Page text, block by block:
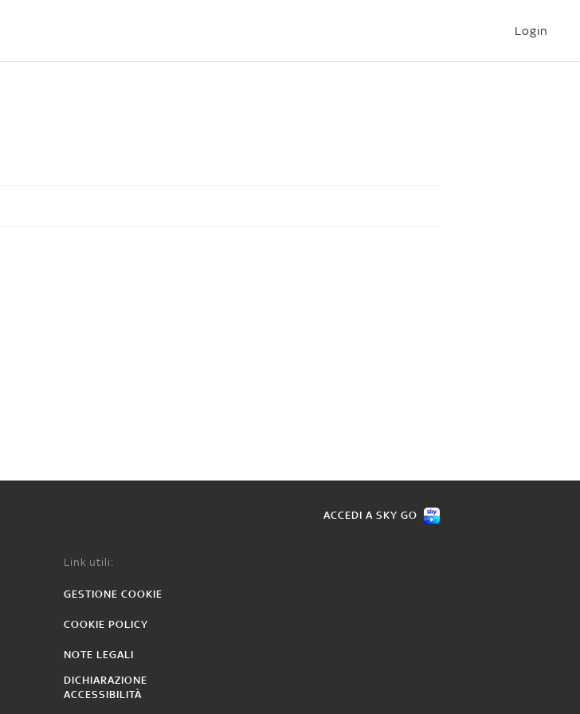
Login
ACCEDI A SKY GO
Link utili:
GESTIONE COOKIE
COOKIE POLICY
NOTE LEGALI
DICHIARAZIONE
ACCESSIBILITÀ